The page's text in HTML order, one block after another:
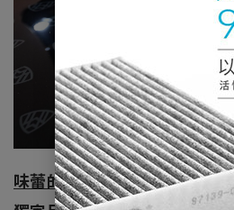
味蕾的藝術品｜Mercedes-